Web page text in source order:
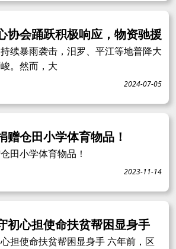
协会踊跃积极响应，物资驰援
续暴雨袭击，汨罗、平江等地普降大
。然而，大
2024-07-05
赠仓田小学体育物品！
田小学体育物品！
2023-11-14
初心担使命扶贫帮困显身手
心担使命扶贫帮困显身手 六年前，区